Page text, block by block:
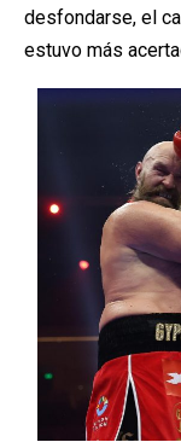
desfondarse, el
estuvo más